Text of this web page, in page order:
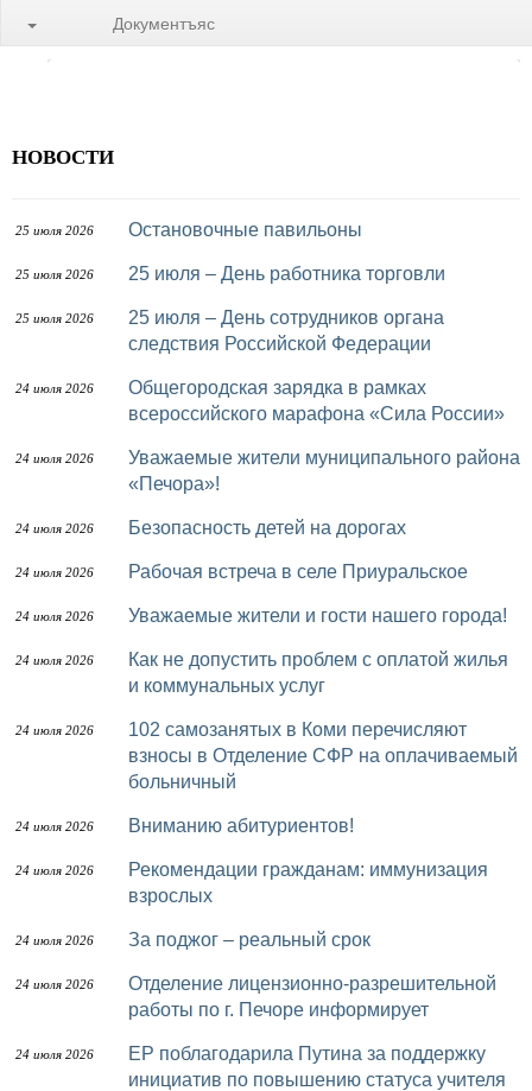
Документъяс
НОВОСТИ
25 июля 2026 Остановочные павильоны
25 июля 2026 25 июля – День работника торговли
25 июля 2026
25 июля – День сотрудников органа
следствия Российской Федерации
24 июля 2026
Общегородская зарядка в рамках
всероссийского марафона «Сила России»
24 июля 2026
Уважаемые жители муниципального района
«Печора»!
24 июля 2026 Безопасность детей на дорогах
24 июля 2026 Рабочая встреча в селе Приуральское
24 июля 2026 Уважаемые жители и гости нашего города!
24 июля 2026
Как не допустить проблем с оплатой жилья
и коммунальных услуг
24 июля 2026
102 самозанятых в Коми перечисляют
взносы в Отделение СФР на оплачиваемый
больничный
24 июля 2026 Вниманию абитуриентов!
24 июля 2026
Рекомендации гражданам: иммунизация
взрослых
24 июля 2026 За поджог – реальный срок
24 июля 2026
Отделение лицензионно-разрешительной
работы по г. Печоре информирует
24 июля 2026
ЕР поблагодарила Путина за поддержку
инициатив по повышению статуса учителя